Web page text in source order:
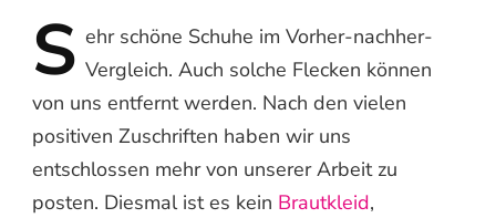
S ehrschöne Schuhe im Vorher-nachher-
Vergleich. Auch solche Flecken können
von uns entfernt werden. Nach den vielen
positiven Zuschriften haben wir uns
entschlossen mehr von unserer Arbeit zu
posten. Diesmal ist es kein Brautkleid,